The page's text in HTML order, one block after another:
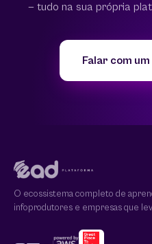
— tudo na sua própria
Falar com
O ecossistema completo de
infoprodutores e empresas que